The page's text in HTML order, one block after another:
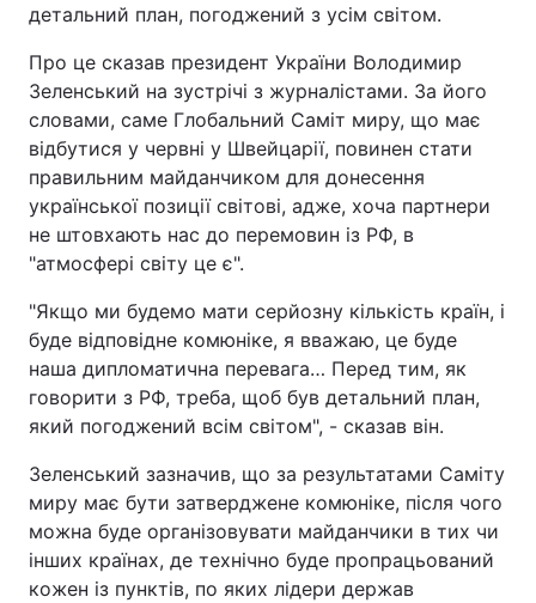
детальний план, погоджений з усім світом.
Про це сказав президент України Володимир
Зеленський на зустрічі з журналістами. За його
словами, саме Глобальний Саміт миру, що має
відбутися у червні у Швейцарії, повинен стати
правильним майданчиком для донесення
української позиції світові, адже, хоча партнери
не штовхають нас до перемовин із РФ, в
"атмосфері світу це є".
"Якщо ми будемо мати серйозну кількість країн, і
буде відповідне комюніке, я вважаю, це буде
наша дипломатична перевага… Перед тим, як
говорити з РФ, треба, щоб був детальний план,
який погоджений всім світом", - сказав він.
Зеленський зазначив, що за результатами Саміту
миру має бути затверджене комюніке, після чого
можна буде організовувати майданчики в тих чи
інших країнах, де технічно буде пропрацьований
кожен із пунктів, по яких лідери держав